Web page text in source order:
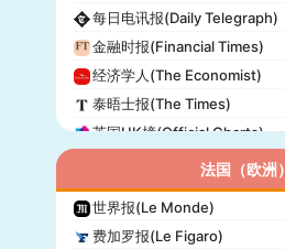
每日电讯报(Daily Telegraph)
金融时报(Financial Times)
经济学人(The Economist)
泰晤士报(The Times)
英国UK榜(Official Charts)
法国（欧洲）
世界报(Le Monde)
费加罗报(Le Figaro)